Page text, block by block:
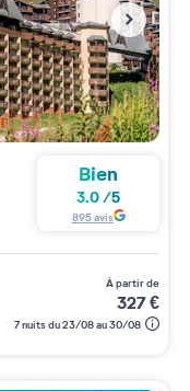
Bien
3.0 /5
895avis
à partir de
327€
7 nuits du 23/08 au 30/08